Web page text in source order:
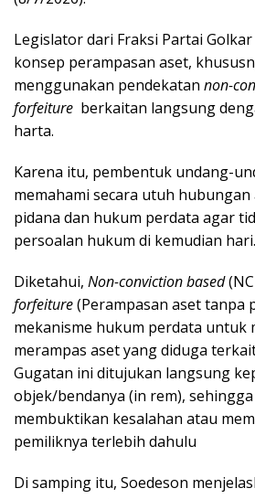
Legislator dari Fraksi Partai
konsep perampasan aset,
menggunakan pendekatan non-
forfeiture berkaitan langsung
harta.
Karena itu, pembentuk undang-
memahami secara utuh
pidana dan hukum perdata agar
persoalan hukum di kemudian hari.
Diketahui, Non-conviction based
forfeiture(Perampasan aset tanpa
mekanisme hukum perdata untuk
merampas aset yang diduga
Gugatan ini ditujukan langsung
objek/bendanya (in rem),
membuktikan kesalahan atau
pemiliknya terlebih dahulu
Di samping itu, Soedeson